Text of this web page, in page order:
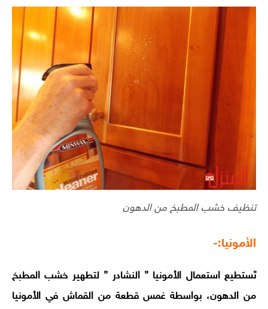
تنظيف خشب المطبخ من الدهون
الأمونيا:-
تَستطيع استعمال الأمونيا ” النشادر ” لتطهير خشب المطبخ
من الدهون، بواسطة غمس قطعة من القماش في الأمونيا